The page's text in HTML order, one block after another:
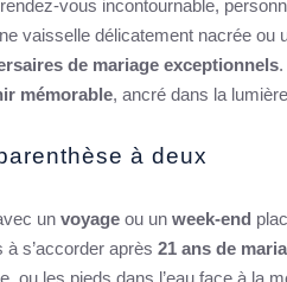
vous incontournable,
vaisselle délicatement nacrée
de mariage exceptionnels
mémorable, ancré dans la
à deux
un voyage ou un week-end
s’accorder après 21 ans de
ou les pieds dans l’eau face à la